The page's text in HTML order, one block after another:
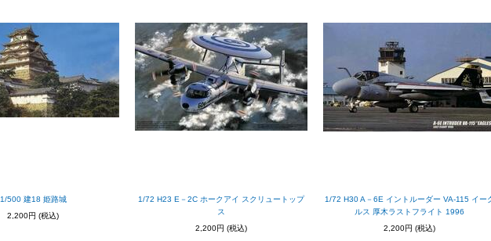
1/500 建18 姫路城
2,200円 (税込)
1/72 H23 E－2C ホークアイ スクリュートップ
ス
2,200円 (税込)
1/72 H30 A－6E イントルーダー VA-115 イー
ルス 厚木ラストフライト 1996
2,200円 (税込)